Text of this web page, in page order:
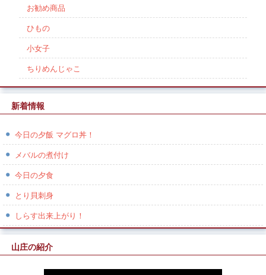
お勧め商品
ひもの
小女子
ちりめんじゃこ
新着情報
今日の夕飯 マグロ丼！
メバルの煮付け
今日の夕食
とり貝刺身
しらす出来上がり！
山庄の紹介